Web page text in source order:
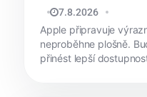
MATYÁŠ KOZÁK
7.8.2026
Apple připravuje
neproběhne plošně.
přinést lepší